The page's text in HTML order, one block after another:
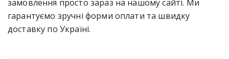
замовлення просто зараз на нашому сайті. Ми
гарантуємо зручні форми оплати та швидку
доставку по Україні.